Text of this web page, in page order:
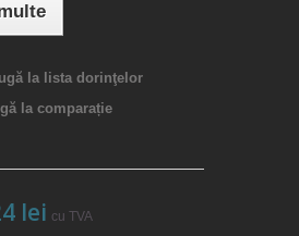
la lista dorinţelor
la comparație
lei cu TVA